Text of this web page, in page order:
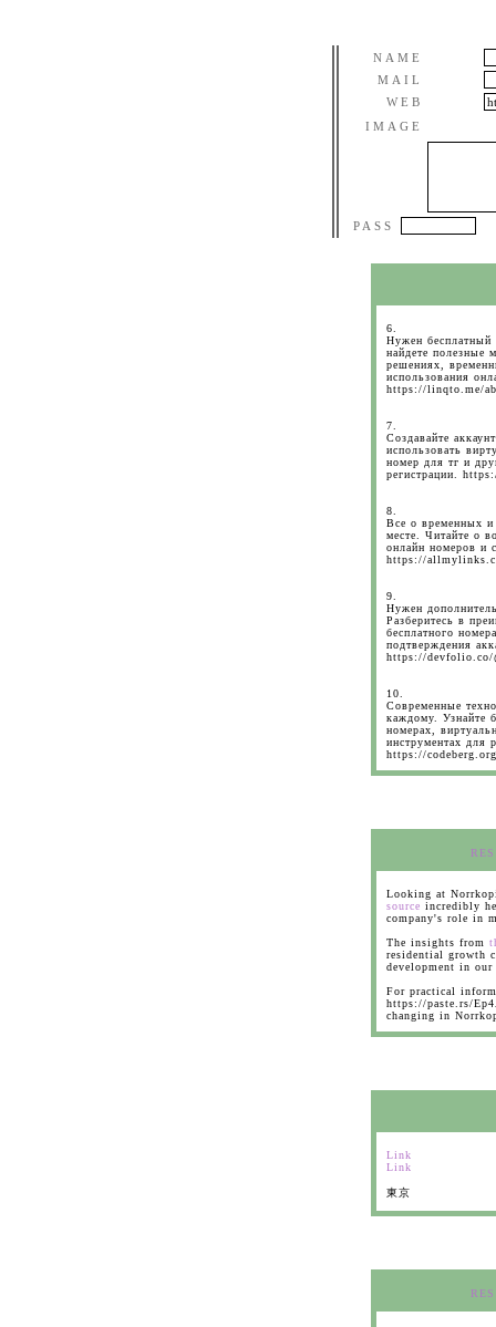
NAME
MAIL
WEB
IMAGE
PASS
6.
Нужен
найдете полезные
решениях,
использования
https://linqto.me/
7.
Создавайте
использовать
номер для тг и
регистрации.
8.
Все о временных
месте. Читайте о
онлайн номеров и
https://
9.
Нужен
Разберитесь в
бесплатного
подтверждения
https://devfolio.co/
10.
Современные
каждому. Узнайте
номерах,
инструментах для
https://
RES
Looking at
source incredibly
company's role in
The insights from
residential growth
development in
For practical
https://paste.rs/
changing in
Link
Link
東京
RES